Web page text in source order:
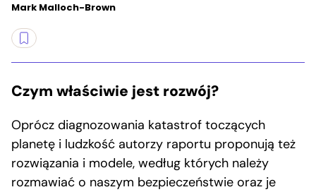
Mark Malloch-Brown
Czym właściwie jest rozwój?
Oprócz diagnozowania katastrof toczących
planetę i ludzkość autorzy raportu proponują też
rozwiązania i modele, według których należy
rozmawiać o naszym bezpieczeństwie oraz je